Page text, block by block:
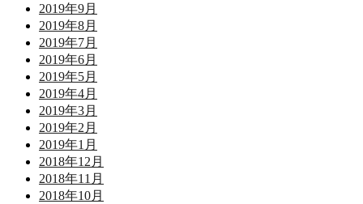
2019年9月
2019年8月
2019年7月
2019年6月
2019年5月
2019年4月
2019年3月
2019年2月
2019年1月
2018年12月
2018年11月
2018年10月